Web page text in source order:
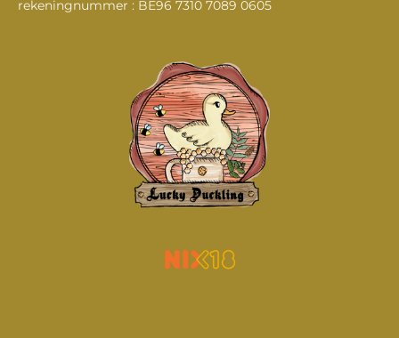
rekeningnummer : BE96 7310 7089 0605